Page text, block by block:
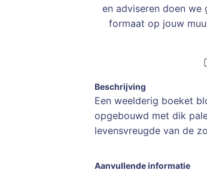
en adviseren doen
formaat op jouw
Beschrijving
Een weelderig boeket
opgebouwd met dik
levensvreugde van de
Aanvullende informatie